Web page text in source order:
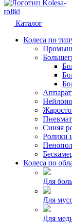
Kolesa-
roliki
Каталог
Колеса по
Синяя
Ролики
Колеса по
Для
Для
Для